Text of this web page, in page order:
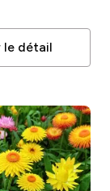
le détail